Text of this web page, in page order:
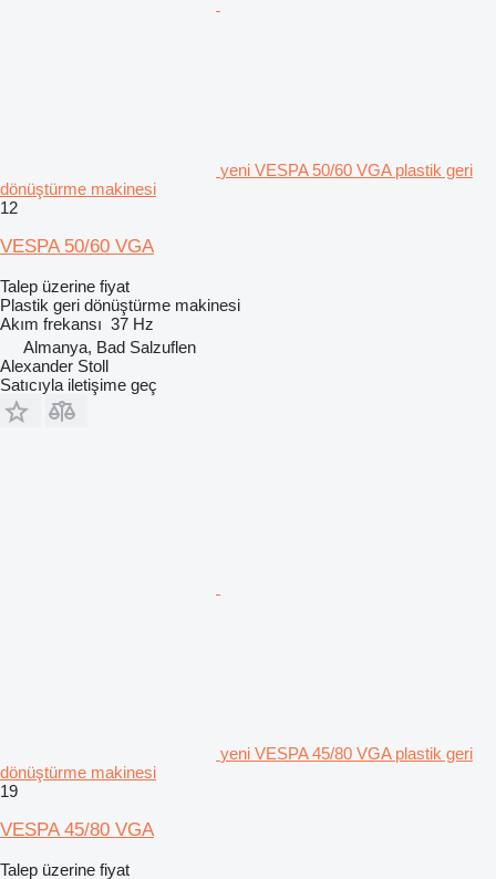
yeni VESPA 50/60 VGA plastik geri
dönüştürme makinesi
12
VESPA 50/60 VGA
Talep üzerine fiyat
Plastik geri dönüştürme makinesi
Akım frekansı 37 Hz
Almanya, Bad Salzuflen
Alexander Stoll
Satıcıyla iletişime geç
yeni VESPA 45/80 VGA plastik geri
dönüştürme makinesi
19
VESPA 45/80 VGA
Talep üzerine fiyat